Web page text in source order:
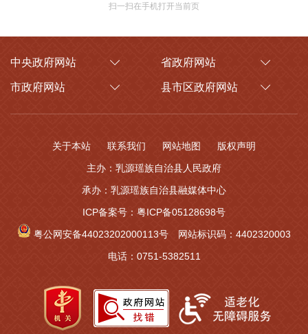
扫一扫在手机打开当前页
中央政府网站 省政府网站
市政府网站 县市区政府网站
关于本站 联系我们 网站地图
版权声明
主办：乳源瑶族自治县人民政府
承办：乳源瑶族自治县融媒体中心
ICP备案号：粤ICP备05128698号
粤公网安备44023202000113号
网站标识码：4402320003
电话：0751-5382511